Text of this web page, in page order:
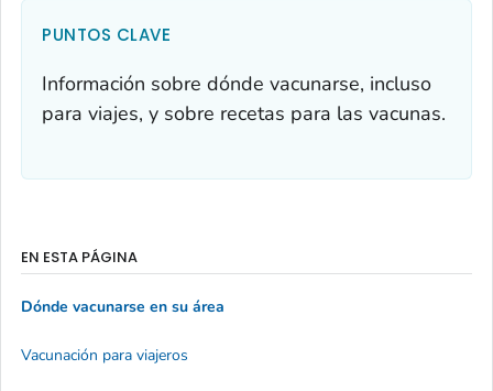
PUNTOS CLAVE
Información sobre dónde vacunarse, incluso
para viajes, y sobre recetas para las vacunas.
EN ESTA PÁGINA
Dónde vacunarse en su área
Vacunación para viajeros